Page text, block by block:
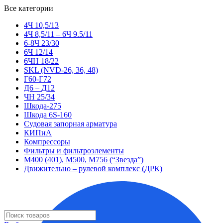
Все категории
4Ч 10,5/13
4Ч 8,5/11 – 6Ч 9.5/11
6-8Ч 23/30
6Ч 12/14
6ЧН 18/22
SKL (NVD-26, 36, 48)
Г60-Г72
Д6 – Д12
ЧН 25/34
Шкода-275
Шкода 6S-160
Судовая запорная арматура
КИПиА
Компрессоры
Фильтры и фильтроэлементы
М400 (401), М500, М756 (“Звезда”)
Движительно – рулевой комплекс (ДРК)